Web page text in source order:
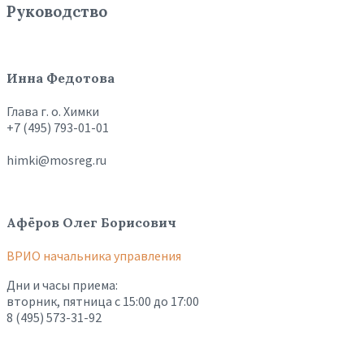
Руководство
Инна Федотова
Глава г. о. Химки
+7 (495) 793-01-01
himki@mosreg.ru
Афёров Олег Борисович
ВРИО начальника управления
Дни и часы приема:
вторник, пятница с 15:00 до 17:00
8 (495) 573-31-92